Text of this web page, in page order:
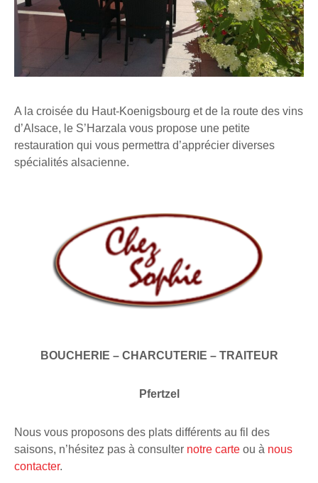
A la croisée du Haut-Koenigsbourg et de la route des vins
d’Alsace, le S’Harzala vous propose une petite
restauration qui vous permettra d’apprécier diverses
spécialités alsacienne.
BOUCHERIE – CHARCUTERIE – TRAITEUR
Pfertzel
Nous vous proposons des plats différents au fil des
saisons, n’hésitez pas à consulter notre carte ou à nous
contacter.